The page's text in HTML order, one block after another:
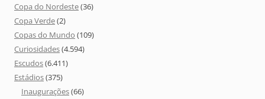
Copa do Nordeste(36)
Copa Verde(2)
Copas do Mundo (109)
Curiosidades(4.594)
Escudos(6.411)
Estádios(375)
Inaugurações(66)